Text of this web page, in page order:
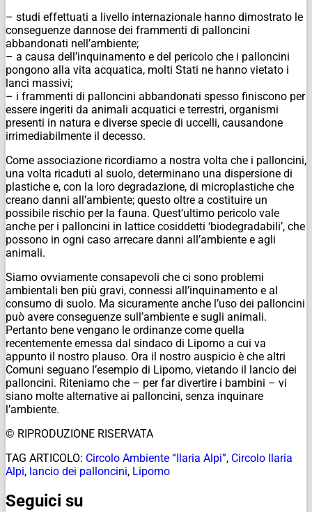
– studi effettuati a livello internazionale hanno dimostrato le
conseguenze dannose dei frammenti di palloncini
abbandonati nell’ambiente;
– a causa dell’inquinamento e del pericolo che i palloncini
pongono alla vita acquatica, molti Stati ne hanno vietato i
lanci massivi;
– i frammenti di palloncini abbandonati spesso finiscono per
essere ingeriti da animali acquatici e terrestri, organismi
presenti in natura e diverse specie di uccelli, causandone
irrimediabilmente il decesso.
Come associazione ricordiamo a nostra volta che i palloncini,
una volta ricaduti al suolo, determinano una dispersione di
plastiche e, con la loro degradazione, di microplastiche che
creano danni all’ambiente; questo oltre a costituire un
possibile rischio per la fauna. Quest’ultimo pericolo vale
anche per i palloncini in lattice cosiddetti ‘biodegradabili’, che
possono in ogni caso arrecare danni all’ambiente e agli
animali.
Siamo ovviamente consapevoli che ci sono problemi
ambientali ben più gravi, connessi all’inquinamento e al
consumo di suolo. Ma sicuramente anche l’uso dei palloncini
può avere conseguenze sull’ambiente e sugli animali.
Pertanto bene vengano le ordinanze come quella
recentemente emessa dal sindaco di Lipomo a cui va
appunto il nostro plauso. Ora il nostro auspicio è che altri
Comuni seguano l’esempio di Lipomo, vietando il lancio dei
palloncini. Riteniamo che – per far divertire i bambini – vi
siano molte alternative ai palloncini, senza inquinare
l’ambiente.
© RIPRODUZIONE RISERVATA
TAG ARTICOLO: Circolo Ambiente “Ilaria Alpi”, Circolo Ilaria
Alpi, lancio dei palloncini, Lipomo
Seguici su